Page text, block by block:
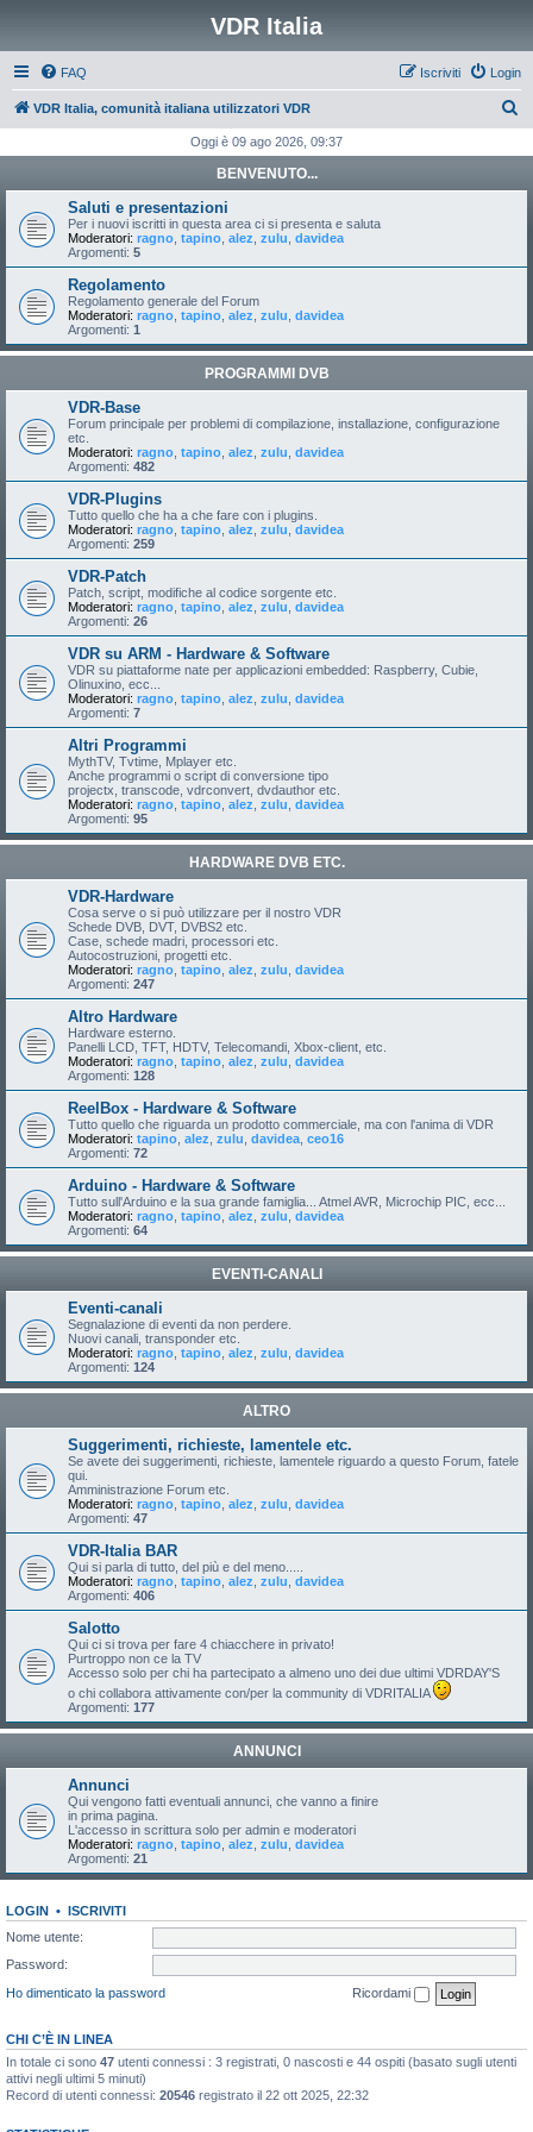
VDR Italia
FAQ Login
Iscriviti
VDR Italia, comunità italiana utilizzatori VDR
c
Oggi è 09 ago 2026, 09:37
BENVENUTO...
Saluti e presentazioni
Per i nuovi iscritti in questa area ci si presenta e saluta
Moderatori: ragno tapino alez zulu davidea
Argomenti: 5
Regolamento
Regolamento generale del Forum
Moderatori: ragno tapino alez zulu davidea
Argomenti: 1
PROGRAMMI DVB
VDR-Base
Forum principale per problemi di compilazione, installazione, configurazione
etc.
Moderatori: ragno tapino alez zulu davidea
Argomenti: 482
VDR-Plugins
Tutto quello che ha a che fare con i plugins.
Moderatori: ragno tapino alez zulu davidea
Argomenti: 259
VDR-Patch
Patch, script, modifiche al codice sorgente etc.
Moderatori: ragno tapino alez zulu davidea
Argomenti: 26
VDR su ARM - Hardware & Software
VDR su piattaforme nate per applicazioni embedded: Raspberry, Cubie,
Olinuxino, ecc...
Moderatori: ragno tapino alez zulu davidea
Argomenti: 7
Altri Programmi
MythTV, Tvtime, Mplayer etc.
Anche programmi o script di conversione tipo
projectx, transcode, vdrconvert, dvdauthor etc.
Moderatori: ragno tapino alez zulu davidea
Argomenti: 95
HARDWARE DVB ETC.
VDR-Hardware
Cosa serve o si può utilizzare per il nostro VDR
Schede DVB, DVT, DVBS2 etc.
Case, schede madri, processori etc.
Autocostruzioni, progetti etc.
Moderatori: ragno tapino alez zulu davidea
Argomenti: 247
Altro Hardware
Hardware esterno.
Panelli LCD, TFT, HDTV, Telecomandi, Xbox-client, etc.
Moderatori: ragno tapino alez zulu davidea
Argomenti: 128
ReelBox - Hardware & Software
Tutto quello che riguarda un prodotto commerciale, ma con l'anima di VDR
Moderatori: tapino alez zulu davidea ceo16
Argomenti: 72
Arduino - Hardware & Software
Tutto sull'Arduino e la sua grande famiglia... Atmel AVR, Microchip PIC, ecc...
Moderatori: ragno tapino alez zulu davidea
Argomenti: 64
EVENTI-CANALI
Eventi-canali
Segnalazione di eventi da non perdere.
Nuovi canali, transponder etc.
Moderatori: ragno tapino alez zulu davidea
Argomenti: 124
ALTRO
Suggerimenti, richieste, lamentele etc.
Se avete dei suggerimenti, richieste, lamentele riguardo a questo Forum, fatele
qui.
Amministrazione Forum etc.
Moderatori: ragno tapino alez zulu davidea
Argomenti: 47
VDR-Italia BAR
Qui si parla di tutto, del più e del meno.....
Moderatori: ragno tapino alez zulu davidea
Argomenti: 406
Salotto
Qui ci si trova per fare 4 chiacchere in privato!
Purtroppo non ce la TV
Accesso solo per chi ha partecipato a almeno uno dei due ultimi VDRDAY'S
o chi collabora attivamente con/per la community di VDRITALIA
Argomenti: 177
ANNUNCI
Annunci
Qui vengono fatti eventuali annunci, che vanno a finire
in prima pagina.
L'accesso in scrittura solo per admin e moderatori
Moderatori: ragno tapino alez zulu davidea
Argomenti: 21
LOGIN • ISCRIVITI
Nome utente:
Password:
Ho dimenticato la password
Ricordami
CHI C’È IN LINEA
In totale ci sono 47 utenti connessi : 3 registrati, 0 nascosti e 44 ospiti (basato sugli utenti
attivi negli ultimi 5 minuti)
Record di utenti connessi: 20546 registrato il 22 ott 2025, 22:32